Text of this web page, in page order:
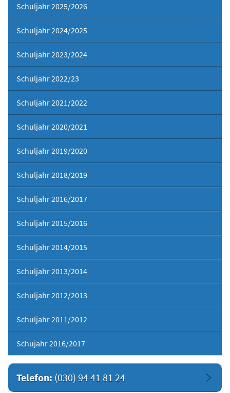
Schuljahr 2025/2026
Schuljahr 2024/2025
Schuljahr 2023/2024
Schuljahr 2022/23
Schuljahr 2021/2022
Schuljahr 2020/2021
Schuljahr 2019/2020
Schuljahr 2018/2019
Schuljahr 2016/2017
Schuljahr 2015/2016
Schuljahr 2014/2015
Schuljahr 2013/2014
Schuljahr 2012/2013
Schuljahr 2011/2012
Schujahr 2016/2017
Telefon: (030) 94 41 81 24